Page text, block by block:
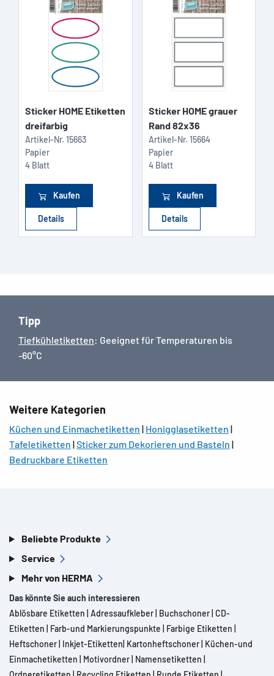
Sticker HOME Etiketten
dreifarbig
Artikel-Nr. 15663
Papier
4 Blatt
Kaufen
Details
Sticker HOME grauer
Rand 82x36
Artikel-Nr. 15664
Papier
4 Blatt
Kaufen
Details
Tipp
Tiefkühletiketten: Geeignet für Temperaturen bis
-60°C
Weitere Kategorien
Küchen und Einmachetiketten | Honigglasetiketten |
Tafeletiketten |Sticker zum Dekorieren und Basteln |
Bedruckbare Etiketten
Beliebte Produkte
Service
Mehr von HERMA
Das könnte Sie auch interessieren
Ablösbare Etiketten Adressaufkleber Buchschoner CD-
Etiketten
Farb-und Markierungspunkte Farbige Etiketten
Heftschoner Inkjet-Etiketten Kartonheftschoner Küchen-und
Einmachetiketten
Motivordner Namensetiketten